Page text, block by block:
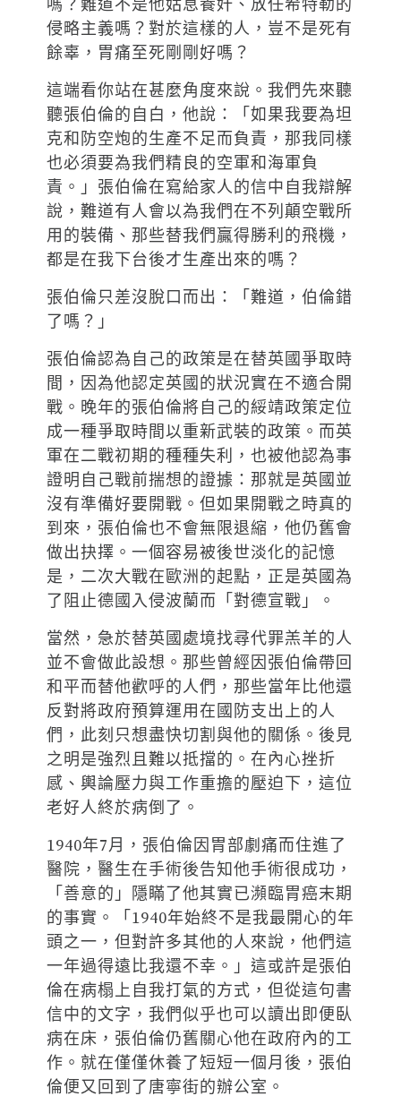
嗎？難道不是他姑息養奸、放任希特勒的
侵略主義嗎？對於這樣的人，豈不是死有
餘辜，胃痛至死剛剛好嗎？
這端看你站在甚麼角度來說。我們先來聽
聽張伯倫的自白，他說：「如果我要為坦
克和防空炮的生產不足而負責，那我同樣
也必須要為我們精良的空軍和海軍負
責。」張伯倫在寫給家人的信中自我辯解
說，難道有人會以為我們在不列顛空戰所
用的裝備、那些替我們贏得勝利的飛機，
都是在我下台後才生產出來的嗎？
張伯倫只差沒脫口而出：「難道，伯倫錯
了嗎？」
張伯倫認為自己的政策是在替英國爭取時
間，因為他認定英國的狀況實在不適合開
戰。晚年的張伯倫將自己的綏靖政策定位
成一種爭取時間以重新武裝的政策。而英
軍在二戰初期的種種失利，也被他認為事
證明自己戰前揣想的證據：那就是英國並
沒有準備好要開戰。但如果開戰之時真的
到來，張伯倫也不會無限退縮，他仍舊會
做出抉擇。一個容易被後世淡化的記憶
是，二次大戰在歐洲的起點，正是英國為
了阻止德國入侵波蘭而「對德宣戰」。
當然，急於替英國處境找尋代罪羔羊的人
並不會做此設想。那些曾經因張伯倫帶回
和平而替他歡呼的人們，那些當年比他還
反對將政府預算運用在國防支出上的人
們，此刻只想盡快切割與他的關係。後見
之明是強烈且難以抵擋的。在內心挫折
感、輿論壓力與工作重擔的壓迫下，這位
老好人終於病倒了。
1940年7月，張伯倫因胃部劇痛而住進了
醫院，醫生在手術後告知他手術很成功，
「善意的」隱瞞了他其實已瀕臨胃癌末期
的事實。「1940年始終不是我最開心的年
頭之一，但對許多其他的人來說，他們這
一年過得遠比我還不幸。」這或許是張伯
倫在病榻上自我打氣的方式，但從這句書
信中的文字，我們似乎也可以讀出即便臥
病在床，張伯倫仍舊關心他在政府內的工
作。就在僅僅休養了短短一個月後，張伯
倫便又回到了唐寧街的辦公室。